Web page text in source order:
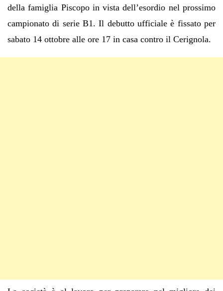
della famiglia Piscopo in vista dell’esordio nel prossimo
campionato di serie B1. Il debutto ufficiale è fissato per
sabato 14 ottobre alle ore 17 in casa contro il Cerignola.